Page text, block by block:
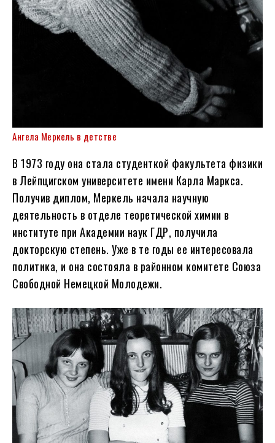
Ангела Меркель в детстве
В 1973 году она стала студенткой факультета физики
в Лейпцигском университете имени Карла Маркса.
Получив диплом, Меркель начала научную
деятельность в отделе теоретической химии в
институте при Академии наук ГДР, получила
докторскую степень. Уже в те годы ее интересовала
политика, и она состояла в районном комитете Союза
Свободной Немецкой Молодежи.